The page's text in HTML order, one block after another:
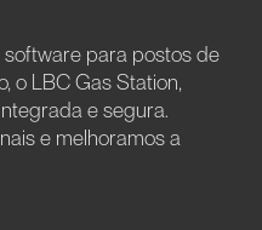
para postos de
o LBC Gas Station,
e segura.
e melhoramos a